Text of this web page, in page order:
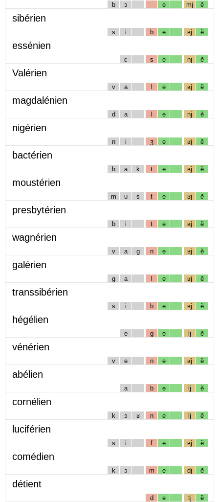
b ɔ e mj ẽ
sibérien
s i b e ʁj ẽ
essénien
ɛ s e nj ẽ
Valérien
v a l e ʁj ẽ
magdalénien
d a l e nj ẽ
nigérien
n i ʒ e ʁj ẽ
bactérien
b a k t e ʁj ẽ
moustérien
m u s t e ʁj ẽ
presbytérien
b i t e ʁj ẽ
wagnérien
v a g n e ʁj ẽ
galérien
g a l e ʁj ẽ
transsibérien
s i b e ʁj ẽ
hégélien
e g e lj ẽ
vénérien
v e n e ʁj ẽ
abélien
a b e lj ẽ
cornélien
k ɔ ʁ n e lj ẽ
luciférien
s i f e ʁj ẽ
comédien
k ɔ m e dj ẽ
détient
d e tj ẽ